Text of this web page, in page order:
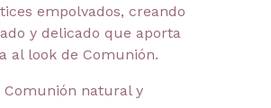
empolvados, creando
y delicado que aporta
al look de Comunión.
natural y